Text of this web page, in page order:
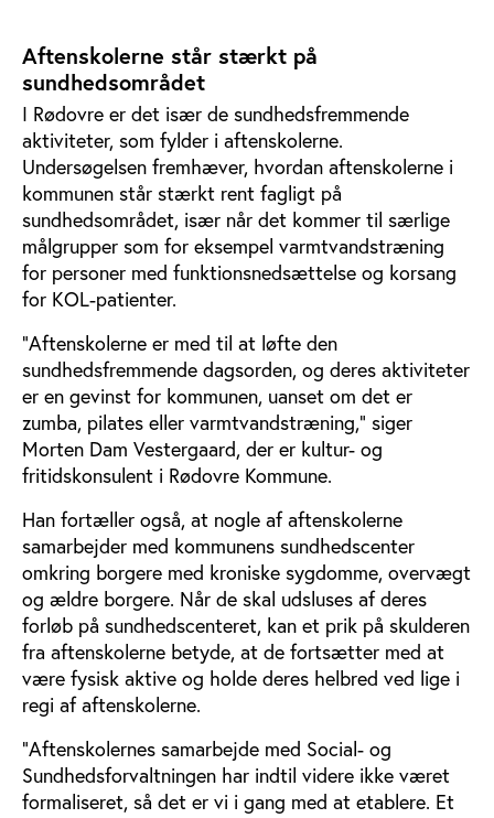
Aftenskolerne står stærkt på
sundhedsområdet
I Rødovre er det især de sundhedsfremmende
aktiviteter, som fylder i aftenskolerne.
Undersøgelsen fremhæver, hvordan aftenskolerne i
kommunen står stærkt rent fagligt på
sundhedsområdet, især når det kommer til særlige
målgrupper som for eksempel varmtvandstræning
for personer med funktionsnedsættelse og korsang
for KOL-patienter.
”Aftenskolerne er med til at løfte den
sundhedsfremmende dagsorden, og deres aktiviteter
er en gevinst for kommunen, uanset om det er
zumba, pilates eller varmtvandstræning,” siger
Morten Dam Vestergaard, der er kultur- og
fritidskonsulent i Rødovre Kommune.
Han fortæller også, at nogle af aftenskolerne
samarbejder med kommunens sundhedscenter
omkring borgere med kroniske sygdomme, overvægt
og ældre borgere. Når de skal udsluses af deres
forløb på sundhedscenteret, kan et prik på skulderen
fra aftenskolerne betyde, at de fortsætter med at
være fysisk aktive og holde deres helbred ved lige i
regi af aftenskolerne.
”Aftenskolernes samarbejde med Social- og
Sundhedsforvaltningen har indtil videre ikke været
formaliseret, så det er vi i gang med at etablere. Et